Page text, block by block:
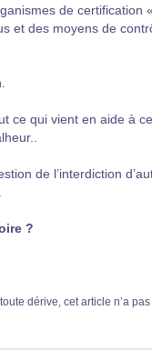
de certification
et des moyens de
ce qui vient en aide à
de l’interdiction
?
dérive, cet article n’a